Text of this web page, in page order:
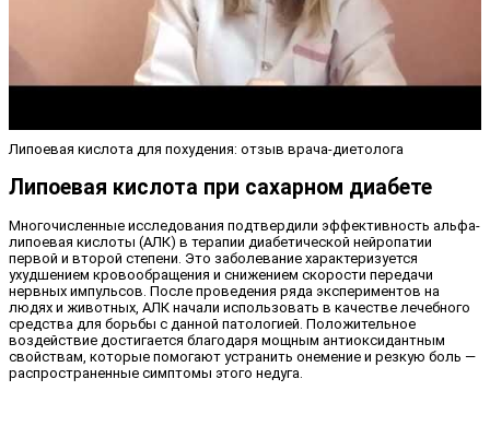
Липоевая кислота для похудения: отзыв врача-диетолога
Липоевая кислота при сахарном диабете
Многочисленные исследования подтвердили эффективность альфа-
липоевая кислоты (АЛК) в терапии диабетической нейропатии
первой и второй степени. Это заболевание характеризуется
ухудшением кровообращения и снижением скорости передачи
нервных импульсов. После проведения ряда экспериментов на
людях и животных, АЛК начали использовать в качестве лечебного
средства для борьбы с данной патологией. Положительное
воздействие достигается благодаря мощным антиоксидантным
свойствам, которые помогают устранить онемение и резкую боль —
распространенные симптомы этого недуга.